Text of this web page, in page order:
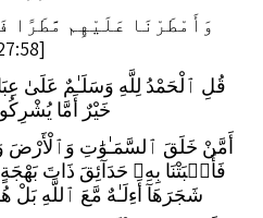
وَأَمْطَرْنَا عَلَيْهِم مَّطَرًا
[27:58]
قُلِ ٱلْحَمْدُ لِلَّهِ وَسَلَـٰمٌ عَلَىٰ
خَيْرٌ أَمَّا يُشْرِكُونَ
أَمَّنْ خَلَقَ ٱلسَّمَـٰوَٰتِ وَٱلْأَرْضَ
فَأَنۢبَتْنَا بِهِۦ حَدَآئِقَ ذَاتَ
شَجَرَهَآ أَءِلَـٰهٌ مَّعَ ٱللَّهِ بَلْ هُمْ